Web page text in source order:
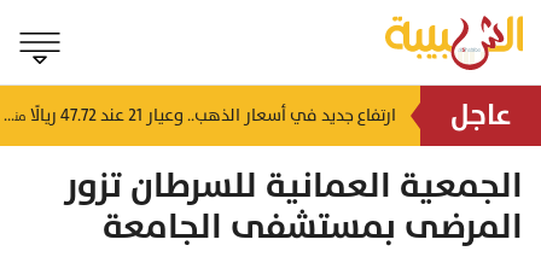
عاجل منذ ٤ ساعات
ارتفاع جديد في أسعار الذهب.. وعيار 21 عند 47.72 ريالًا منذ ٤ ساعات
الجمعية العمانية للسرطان تزور
المرضى بمستشفى الجامعة